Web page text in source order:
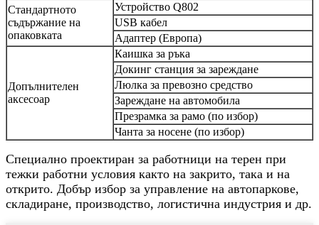
Стандартното
съдържание на
опаковката
Устройство Q802
USB кабел
Адаптер (Европа)
Допълнителен
аксесоар
Каишка за ръка
Докинг станция за зареждане
Люлка за превозно средство
Зареждане на автомобила
Презрамка за рамо (по избор)
Чанта за носене (по избор)
Специално проектиран за работници на терен при
тежки работни условия както на закрито, така и на
открито. Добър избор за управление на автопаркове,
складиране, производство, логистична индустрия и др.